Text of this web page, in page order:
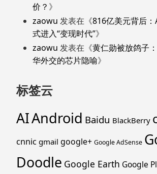
价？ 》
zaowu 发表在《816亿美元背后
式进入“变现时代”》
zaowu 发表在《黄仁勋被放鸽子
华外交的芯片隐喻》
标签云
AIAndroid Baidu BlackBerry
cnnic gmail google+ Google AdSense
Doodle Google Earth Google